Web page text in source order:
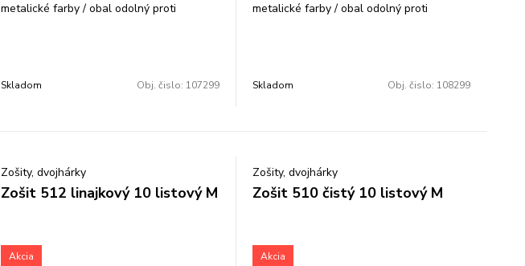
metalické farby / obal odolný proti
Skladom Obj. čislo: 107299
metalické farby / obal odolný proti
Skladom Obj. čislo: 108299
Zošity, dvojhárky
Zošit 512 linajkový 10 listový M
Akcia
Zošity, dvojhárky
Zošit 510 čistý 10 listový M
Akcia